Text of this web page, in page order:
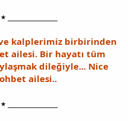
______________
kalplerimiz birbirinden
ailesi. Bir hayatı tüm
dileğiyle... Nice
ailesi..
______________